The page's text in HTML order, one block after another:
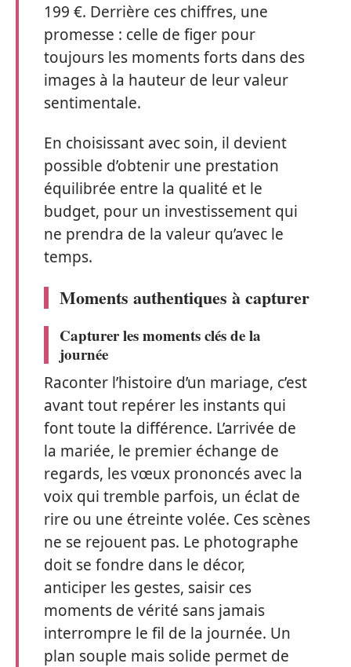
199 €. Derrière ces chiffres, une
promesse : celle de figer pour
toujours les moments forts dans des
images à la hauteur de leur valeur
sentimentale.
En choisissant avec soin, il devient
possible d’obtenir une prestation
équilibrée entre la qualité et le
budget, pour un investissement qui
ne prendra de la valeur qu’avec le
temps.
Moments authentiques à capturer
Capturer les moments clés de la
journée
Raconter l’histoire d’un mariage, c’est
avant tout repérer les instants qui
font toute la différence. L’arrivée de
la mariée, le premier échange de
regards, les vœux prononcés avec la
voix qui tremble parfois, un éclat de
rire ou une étreinte volée. Ces scènes
ne se rejouent pas. Le photographe
doit se fondre dans le décor,
anticiper les gestes, saisir ces
moments de vérité sans jamais
interrompre le fil de la journée. Un
plan souple mais solide permet de